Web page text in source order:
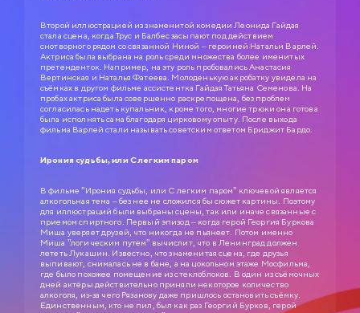
Второй иллюстрацией из знаменитой комедии Леонида Гайдая
стала сцена, когда Трус и Балбес засыпают под действием
снотворного рядом со связанной Ниной – героиней Натальи Варлей.
Актриса была выбрана на роль среди множества более именитых
претенденток. Например, на эту роль пробовались Анастасия
Вертинская и Наталья Фатеева. Молоденькую акробатку увидела на
съёмках в другом фильме ассистентка Гайдая Татьяна Семенова. На
пробах актриса была совершенно раскрепощена, без проблем
согласилась надеть купальник, кроме того, многие трюки она готова
была исполнять сама благодаря цирковому опыту. После выхода
фильма Варлей стали называть советским ответом Бриджит Бардо.
Ирония судьбы, или С легким паром
В фильме "Ирония судьбы, или С легким паром" ключевой является
алкогольная тема – без нее не сложился бы сюжет картины. Поэтому
для иллюстраций были выбраны сцены, так или иначе связанные с
приемом спиртного. Первый эпизод – когда герой Георгия Буркова
Миша уверяет друзей, что никогда не пьянеет. Потом именно
Миша "логическим путем" вычислит, что в Ленинград должен
лететь Лукашин. Известно, что знаменитая сцена, где друзья
выпивают, снималась не в бане, а на цокольном этаже Мосфильма,
где было похожее помещение из стеклоблоков. В один из съёмочных
дней актёры действительно приняли некоторое количество
алкоголя, из-за чего Рязанову даже пришлось остановить съёмку.
Единственным, кто не пил, был как раз Георгий Бурков, герой